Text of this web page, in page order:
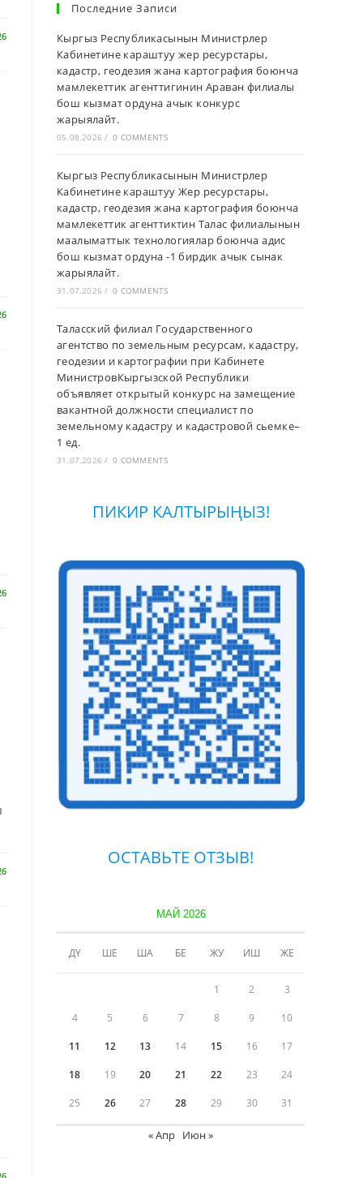
Последние Записи
Кыргыз Республикасынын Министрлер
Кабинетине караштуу жер ресурстары,
кадастр, геодезия жана картография боюнча
мамлекеттик агенттигинин Араван филиалы
бош кызмат ордуна ачык конкурс
жарыялайт.
05.08.2026 / 0 COMMENTS
Кыргыз Республикасынын Министрлер
Кабинетине караштуу Жер ресурстары,
кадастр, геодезия жана картография боюнча
мамлекеттик агенттиктин Талас филиалынын
маалыматтык технологиялар боюнча адис
бош кызмат ордуна -1 бирдик ачык сынак
жарыялайт.
31.07.2026 / 0 COMMENTS
Таласский филиал Государственного
агентство по земельным ресурсам, кадастру,
геодезии и картографии при Кабинете
МинистровКыргызской Республики
объявляет открытый конкурс на замещение
вакантной должности специалист по
земельному кадастру и кадастровой сьемке–
1 ед.
31.07.2026 / 0 COMMENTS
ПИКИР КАЛТЫРЫҢЫЗ!
ОСТАВЬТЕ ОТЗЫВ!
МАЙ 2026
ДҮ ШЕ ША БЕ ЖУ ИШ ЖЕ
1 2 3
4 5 6 7 8 9 10
11 12 13 14 15 16 17
18 19 20 21 22 23 24
25 26 27 28 29 30 31
« Апр Июн »